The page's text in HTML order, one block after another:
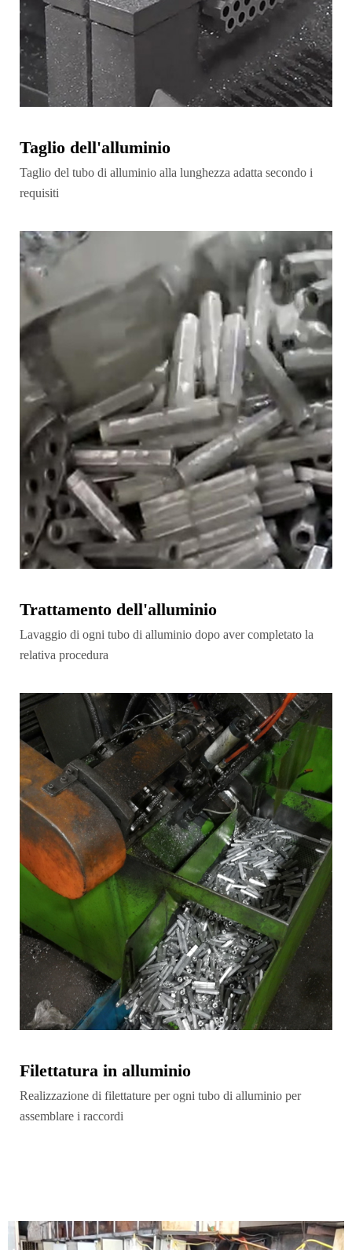
Taglio dell'alluminio
Taglio del tubo di alluminio alla lunghezza adatta secondo i
requisiti
Trattamento dell'alluminio
Lavaggio di ogni tubo di alluminio dopo aver completato la
relativa procedura
Filettatura in alluminio
Realizzazione di filettature per ogni tubo di alluminio per
assemblare i raccordi